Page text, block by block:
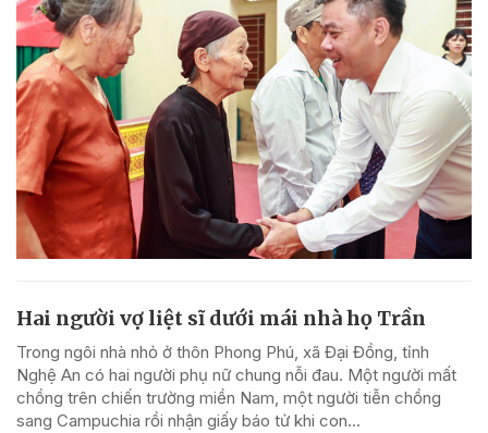
Hai người vợ liệt sĩ dưới mái nhà họ Trần
Trong ngôi nhà nhỏ ở thôn Phong Phú, xã Đại Đồng, tỉnh
Nghệ An có hai người phụ nữ chung nỗi đau. Một người mất
chồng trên chiến trường miền Nam, một người tiễn chồng
sang Campuchia rồi nhận giấy báo tử khi con...